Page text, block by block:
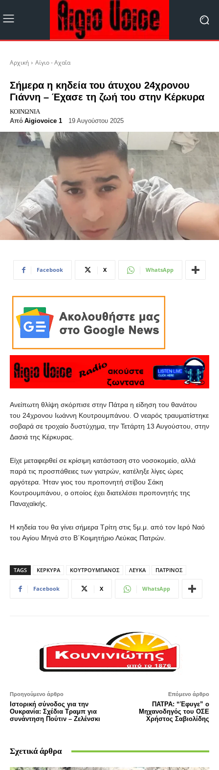
Αρχική Αίγιο - Αχαΐα
Σήμερα η κηδεία του άτυχου 24χρονου
Γιάννη – Έχασε τη ζωή του στην Κέρκυρα
ΚΟΙΝΩΝΊΑ
Από Aigiovoice 1 19 Αυγούστου 2025
Facebook X WhatsApp
Ανείπωτη θλίψη σκόρπισε στην Πάτρα η είδηση του θανάτου
του 24χρονου Ιωάννη Κουτρουμπάνου. Ο νεαρός τραυματίστηκε
σοβαρά σε τροχαίο δυστύχημα, την Τετάρτη 13 Αυγούστου, στην
Δασιά της Κέρκυρας.
Είχε μεταφερθεί σε κρίσιμη κατάσταση στο νοσοκομείο, αλλά
παρά τις προσπάθειες των γιατρών, κατέληξε λίγες ώρες
αργότερα. Ήταν γιος του προπονητή στίβου Σάκη
Κουτρουμπάνου, ο οποίος έχει διατελέσει προπονητής της
Παναχαϊκής.
Η κηδεία του θα γίνει σήμερα Τρίτη στις 5μ.μ. από τον Ιερό Ναό
του Αγίου Μηνά στο Β΄Κοιμητήριο Λεύκας Πατρών.
TAGS ΚΕΡΚΥΡΑ ΚΟΥΤΡΟΥΜΠΑΝΟΣ ΛΕΥΚΑ ΠΑΤΡΙΝΟΣ
Facebook X WhatsApp
Προηγούμενο άρθρο
Ιστορική σύνοδος για την
Ουκρανία: Σχέδια Τραμπ για
συνάντηση Πούτιν – Ζελένσκι
Επόμενο άρθρο
ΠΑΤΡΑ: “Έφυγε” ο
Μηχανοδηγός του ΟΣΕ
Χρήστος Σαβιολίδης
Σχετικά άρθρα